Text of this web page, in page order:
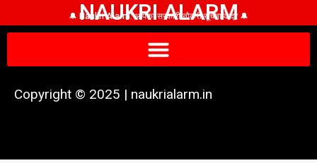
NAUKRI ALARM
🔔 Naukri Alarm: आपका सरकारी नौकरी सूचना केंद्र 🔔
Copyright © 2025 | naukrialarm.in